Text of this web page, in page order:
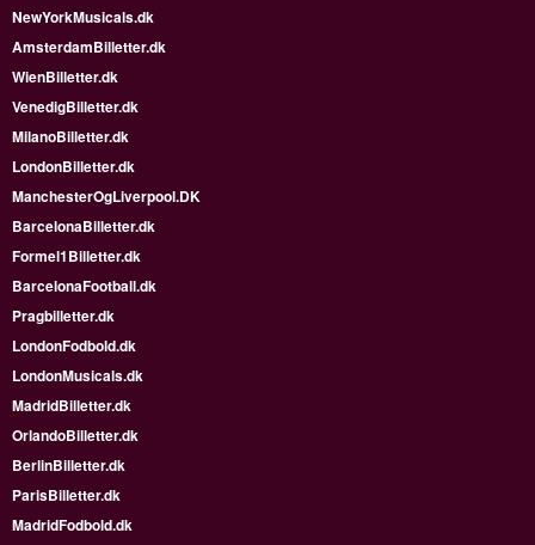
NewYorkMusicals.dk
AmsterdamBilletter.dk
WienBilletter.dk
VenedigBilletter.dk
MilanoBilletter.dk
LondonBilletter.dk
ManchesterOgLiverpool.DK
BarcelonaBilletter.dk
Formel1Billetter.dk
BarcelonaFootball.dk
Pragbilletter.dk
LondonFodbold.dk
LondonMusicals.dk
MadridBilletter.dk
OrlandoBilletter.dk
BerlinBilletter.dk
ParisBilletter.dk
MadridFodbold.dk